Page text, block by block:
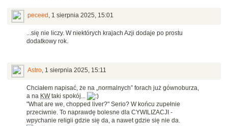
peceed , 1 sierpnia 2025, 15:01
...się nie liczy. W niektórych krajach Azji dodaje po prostu
dodatkowy rok.
Astro, 1 sierpnia 2025, 15:11
Chciałem napisać, że na „normalnych” forach już gównoburza,
a na KWtaki spokój...
"What are we, chopped liver?" Serio? W końcu zupełnie
przeciwnie. To naprawdę bolesne dla CYWILIZACJI -
wpychanie religii gdzie się da, a nawet gdzie się nie da.